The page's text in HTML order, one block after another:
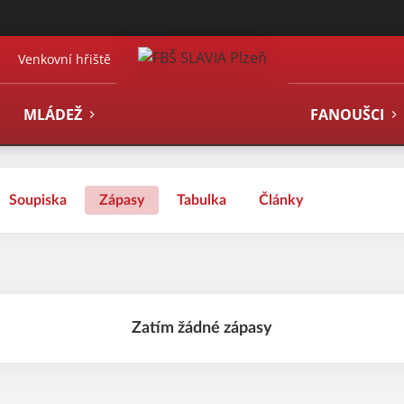
Venkovní hřiště
MLÁDEŽ FANOUŠCI
Soupiska Zápasy Tabulka Články
Zatím žádné zápasy